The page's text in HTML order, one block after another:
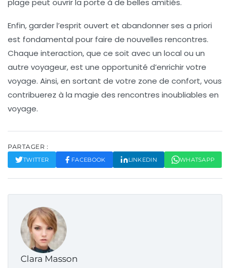
plage peut ouvrir la porte à de belles amitiés.
Enfin, garder l’esprit ouvert et abandonner ses a priori
est fondamental pour faire de nouvelles rencontres.
Chaque interaction, que ce soit avec un local ou un
autre voyageur, est une opportunité d’enrichir votre
voyage. Ainsi, en sortant de votre zone de confort, vous
contribuerez à la magie des rencontres inoubliables en
voyage.
PARTAGER :
TWITTER FACEBOOK LINKEDIN WHATSAPP
Clara Masson